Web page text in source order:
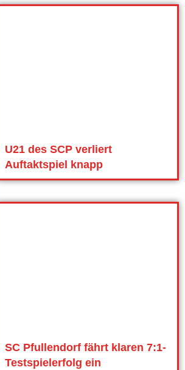
U21 des SCP verliert
Auftaktspiel knapp
SC Pfullendorf fährt klaren 7:1-
Testspielerfolg ein